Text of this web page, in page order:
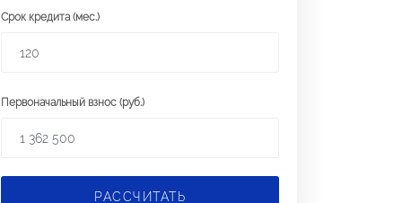
Срок кредита (мес.)
Первоначальный взнос (руб.)
РАССЧИТАТЬ